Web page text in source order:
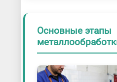
Основные этапы